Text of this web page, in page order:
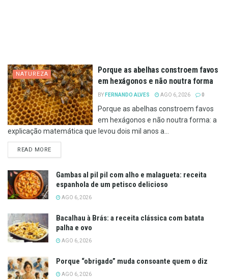
NATUREZA
Porque as abelhas constroem favos
em hexágonos e não noutra forma
BY FERNANDO ALVES AGO 6, 2026 0
Porque as abelhas constroem favos
em hexágonos e não noutra forma: a
explicação matemática que levou dois mil anos a...
READ MOREDETAILS
Gambas al pil pil com alho e malagueta: receita
espanhola de um petisco delicioso
AGO 6, 2026
Bacalhau à Brás: a receita clássica com batata
palha e ovo
AGO 6, 2026
Porque “obrigado” muda consoante quem o diz
AGO 6, 2026